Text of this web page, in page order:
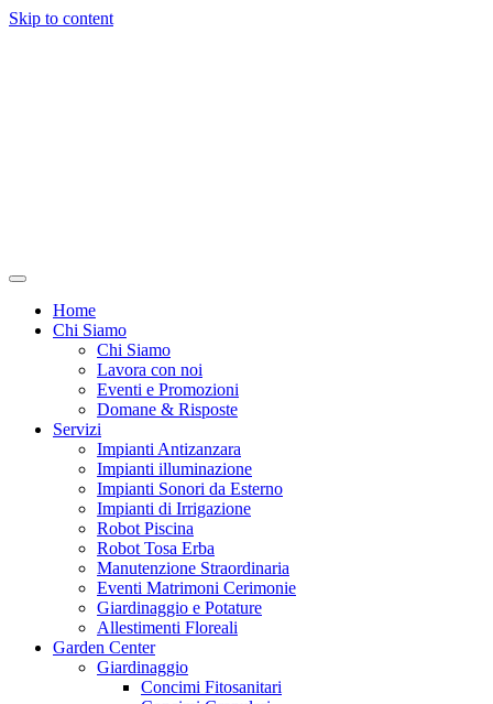
Skip to content
Home
Chi Siamo
Chi Siamo
Lavora con noi
Eventi e Promozioni
Domane & Risposte
Servizi
Impianti Antizanzara
Impianti illuminazione
Impianti Sonori da Esterno
Impianti di Irrigazione
Robot Piscina
Robot Tosa Erba
Manutenzione Straordinaria
Eventi Matrimoni Cerimonie
Giardinaggio e Potature
Allestimenti Floreali
Garden Center
Giardinaggio
Concimi Fitosanitari